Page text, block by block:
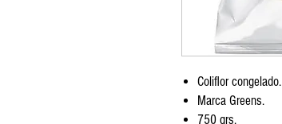
Coliflor congelado.
Marca Greens.
750 grs.